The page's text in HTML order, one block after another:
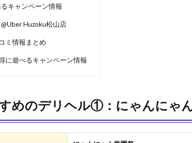
キャンペーン情報
Huzoku松山店
ミ情報まとめ
に遊べるキャンペーン情報
すめのデリヘル①：にゃんにゃ